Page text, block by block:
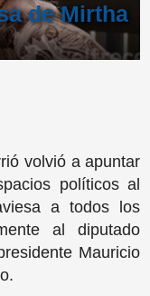
de Mirtha
volvió a apuntar
políticos al
a todos los
al diputado
Mauricio